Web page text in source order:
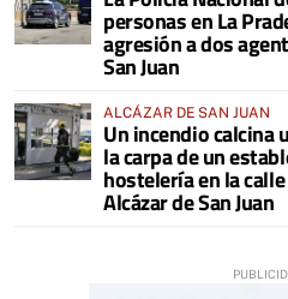
personas en La
agresión a dos
San Juan
ALCÁZAR DE SAN JUAN
Un incendio calcina
la carpa de un
hostelería en la
Alcázar de San Juan